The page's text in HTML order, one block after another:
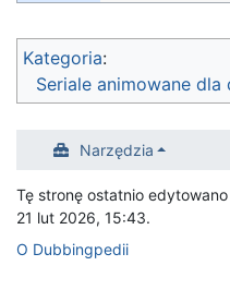
Kategoria:
Seriale animowane dla
Narzędzia
Tę stronę ostatnio edytowano
21 lut 2026, 15:43.
O Dubbingpedii